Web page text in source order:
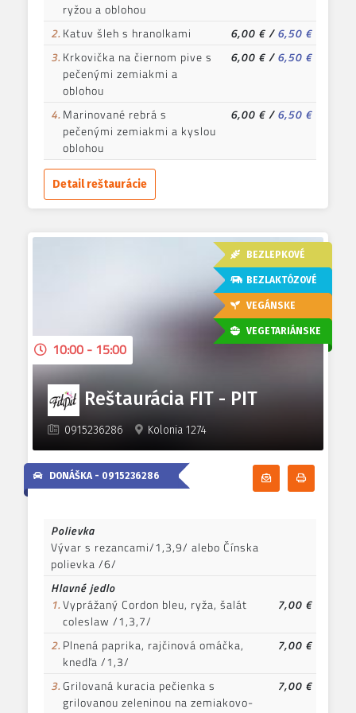
ryžou a oblohou
2. Katuv šleh s hranolkami 6,00 €/ 6,50 €
3. Krkovička na čiernom pive s
pečenými zemiakmi a
oblohou
6,00 €/ 6,50 €
4. Marinované rebrá s
pečenými zemiakmi a kyslou
oblohou
6,00 €/ 6,50 €
Detail reštaurácie
BEZLEPKOVÉ
BEZLAKTÓZOVÉ
VEGÁNSKE
VEGETARIÁNSKE
Reštaurácia FIT - PIT
0915236286 Kolonia 1274
Odoberať
DONÁŠKA - 0915236286
10:00 - 15:00
Polievka
Vývar s rezancami/1,3,9/ alebo Čínska
polievka /6/
Hlavné jedlo
1.Vyprážaný Cordon bleu, ryža, šalát
coleslaw /1,3,7/
7,00 €
2. Plnená paprika, rajčinová omáčka,
knedľa /1,3/
7,00 €
3.Grilovaná kuracia pečienka s
grilovanou zeleninou na zemiakovo-
7,00 €